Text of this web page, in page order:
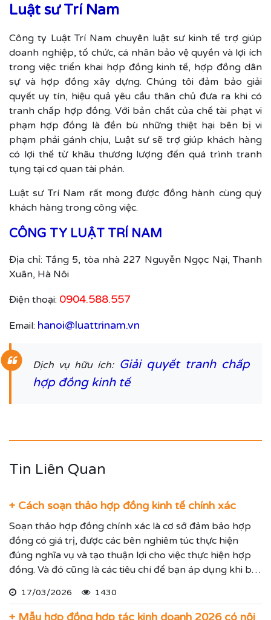
Luật sư Trí Nam
Công ty Luật Trí Nam chuyên luật sư kinh tế trợ giúp
doanh nghiệp, tổ chức, cá nhân bảo vệ quyền và lợi ích
trong việc triển khai hợp đồng kinh tế, hợp đồng dân
sự và hợp đồng xây dựng. Chúng tôi đảm bảo giải
quyết uy tín, hiệu quả yêu cầu thân chủ đưa ra khi có
tranh chấp hợp đồng. Với bản chất của chế tài phạt vi
phạm hợp đồng là đền bù những thiệt hại bên bị vi
phạm phải gánh chịu, Luật sư sẽ trợ giúp khách hàng
có lợi thế từ khâu thương lượng đến quá trình tranh
tụng tại cơ quan tài phán.
Luật sư Trí Nam rất mong được đồng hành cùng quý
khách hàng trong công việc.
CÔNG TY LUẬT TRÍ NAM
Địa chỉ: Tầng 5, tòa nhà 227 Nguyễn Ngọc Nại, Thanh
Xuân, Hà Nôi
Điện thoại: 0904.588.557
Email: hanoi@luattrinam.vn
Dịch vụ hữu ích: Giải quyết tranh chấp
hợp đồng kinh tế
Tin Liên Quan
+ Cách soạn thảo hợp đồng kinh tế chính xác
Soạn thảo hợp đồng chính xác là cơ sở đảm bảo hợp
đồng có giá trị, được các bên nghiêm túc thực hiện
đúng nghĩa vụ và tạo thuận lợi cho việc thực hiện hợp
đồng. Và đó cũng là các tiêu chí để bạn áp dụng khi bắt
nghiệp bạn.
17/03/2026 1430
+ Mẫu hợp đồng hợp tác kinh doanh 2026 có nội